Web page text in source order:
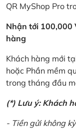
QR MyShop Pro
Nhận tới 100,000
hàng
Khách hàng mới
hoặc Phần mềm
trong tháng đầu
(*) Lưu ý: Khách
- Tiền gửi không